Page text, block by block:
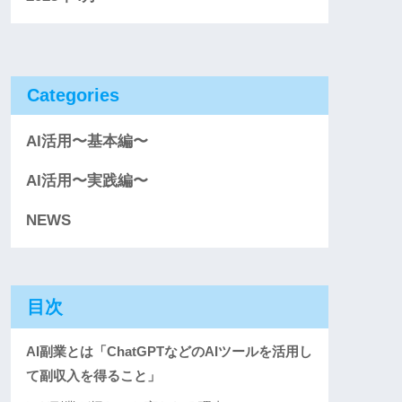
Categories
AI活用〜基本編〜
AI活用〜実践編〜
NEWS
目次
AI副業とは「ChatGPTなどのAIツールを活用し
て副収入を得ること」